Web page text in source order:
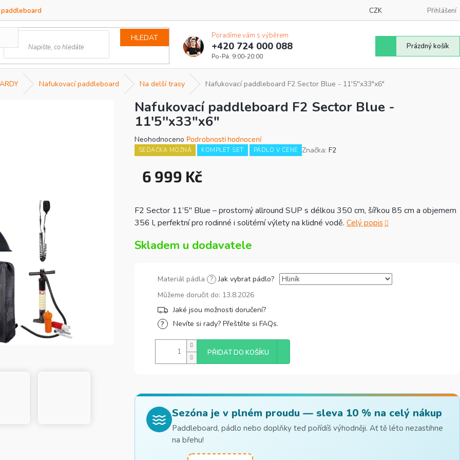
paddleboard CZK Přihlášení
HLEDAT Poradíme vám s výběrem
+420 724 000 088
Nákupní
košík
Prázdný košík
Nafukovací paddleboard Na delší trasy Nafukovací paddleboard F2 Sector Blue - 11'5''x33"x6"
Nafukovací paddleboard F2 Sector Blue -
11'5''x33"x6"
SEDAČKA MOŽNÁ KOMPLET SET PÁDLO V CENĚ
Průměrné
hodnocení
produktu
0,0
hvězdiček.
Neohodnoceno Podrobnosti hodnocení
Značka: F2
6 999 Kč
Skladem u dodavatele
Materiál pádla ? Jak vybrat pádlo?
Můžeme doručit do: 13.8.2026
Nevíte si rady? Přeštěte si FAQs.
PŘIDAT DO KOŠÍKU
Sezóna je v plném proudu — sleva 10 % na celý nákup
Paddleboard, pádlo nebo doplňky teď pořídíš výhodněji. Ať tě léto nezastihne
na břehu!
F2 Sector 11’5″ Blue – prostorný allround SUP s délkou 350 cm, šířkou 85 cm a objemem
356 l, perfektní pro rodinné i solitérní výlety na klidné vodě. Celý popis